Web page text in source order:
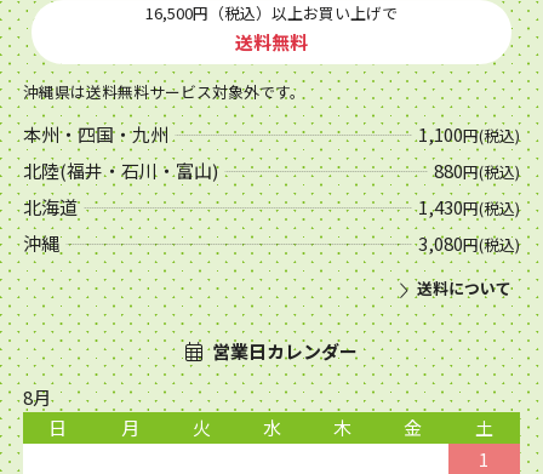
16,500円（税込）以上お買い上げで
送料無料
沖縄県は送料無料サービス対象外です。
本州・四国・九州 1,100円(税込)
北陸(福井・石川・富山) 880円(税込)
北海道 1,430円(税込)
沖縄 3,080円(税込)
送料について
営業日カレンダー
8月
日
月 火 水 木 金
土
1